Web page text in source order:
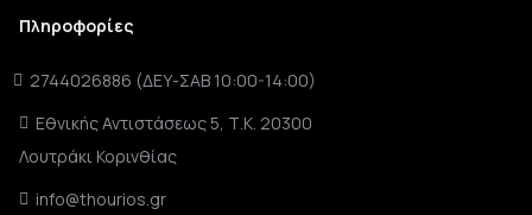
Πληροφορίες
2744026886 (ΔΕΥ-ΣΑΒ 10:00-14:00)
Εθνικής Αντιστάσεως 5, Τ.Κ. 20300
Λουτράκι Κορινθίας
info@thourios.gr